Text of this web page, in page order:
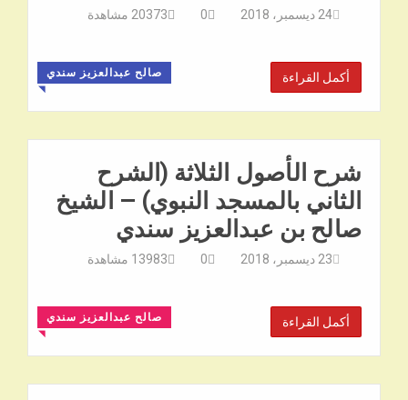
24 ديسمبر، 2018 0
20373 مشاهدة
صالح عبدالعزيز سندي
◥
أكمل القراءة
شرح الأصول الثلاثة (الشرح
الثاني بالمسجد النبوي) – الشيخ
صالح بن عبدالعزيز سندي
23 ديسمبر، 2018 0
13983 مشاهدة
صالح عبدالعزيز سندي
◥
أكمل القراءة